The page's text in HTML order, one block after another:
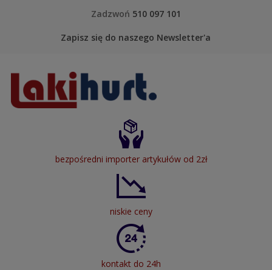
Zadzwoń 510 097 101
Zapisz się do naszego Newsletter'a
bezpośredni importer artykułów od 2zł
niskie ceny
kontakt do 24h